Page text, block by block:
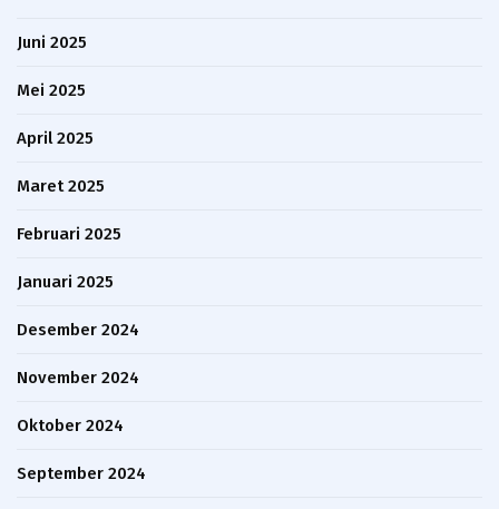
Juni 2025
Mei 2025
April 2025
Maret 2025
Februari 2025
Januari 2025
Desember 2024
November 2024
Oktober 2024
September 2024